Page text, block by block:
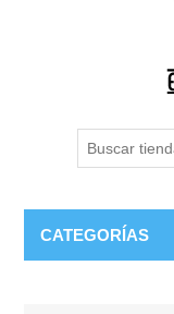
CATEGORÍAS